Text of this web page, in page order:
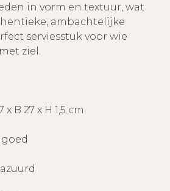
in vorm en textuur, wat
ambachtelijke
serviesstuk voor wie
ziel.
B 27 x H 1,5 cm